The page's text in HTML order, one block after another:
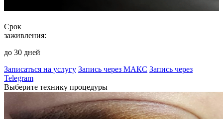
Срок
заживления:
до 30 дней
Записаться на услугу Запись через МАКС Запись через
Telegram
Выберите технику процедуры